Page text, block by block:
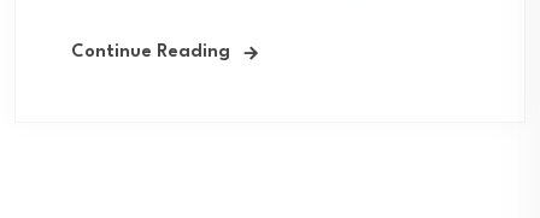
Continue Reading